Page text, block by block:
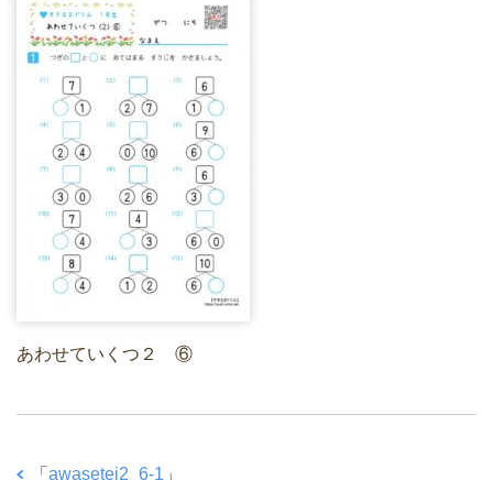
c
e
b
o
o
k
tt
er
ail p
e
あわせていくつ２ ⑥
「 awasetei2_6-1 」